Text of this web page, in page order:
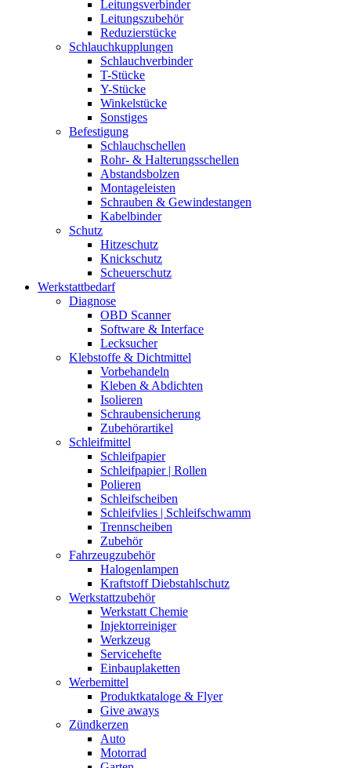
Leitungsverbinder
Leitungszubehör
Reduzierstücke
Schlauchkupplungen
Schlauchverbinder
T-Stücke
Y-Stücke
Winkelstücke
Sonstiges
Befestigung
Schlauchschellen
Rohr- & Halterungsschellen
Abstandsbolzen
Montageleisten
Schrauben & Gewindestangen
Kabelbinder
Schutz
Hitzeschutz
Knickschutz
Scheuerschutz
Werkstattbedarf
Diagnose
OBD Scanner
Software & Interface
Lecksucher
Klebstoffe & Dichtmittel
Vorbehandeln
Kleben & Abdichten
Isolieren
Schraubensicherung
Zubehörartikel
Schleifmittel
Schleifpapier
Schleifpapier | Rollen
Polieren
Schleifscheiben
Schleifvlies | Schleifschwamm
Trennscheiben
Zubehör
Fahrzeugzubehör
Halogenlampen
Kraftstoff Diebstahlschutz
Werkstattzubehör
Werkstatt Chemie
Injektorreiniger
Werkzeug
Servicehefte
Einbauplaketten
Werbemittel
Produktkataloge & Flyer
Give aways
Zündkerzen
Auto
Motorrad